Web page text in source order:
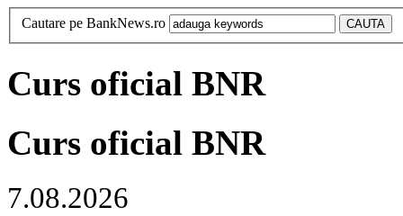
Cautare pe BankNews.ro
Curs oficial BNR
Curs oficial BNR
7.08.2026